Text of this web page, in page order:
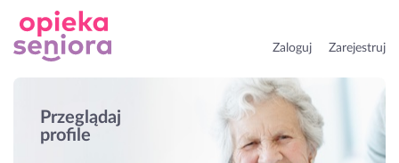
Zaloguj Zarejestruj
Przeglądaj
profile